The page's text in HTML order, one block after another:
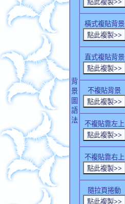
背
景
圖
語
法
橫式複貼背景
直式複貼背景
不複貼背景
不複貼靠左上
不複貼靠右上
隨拉頁捲動